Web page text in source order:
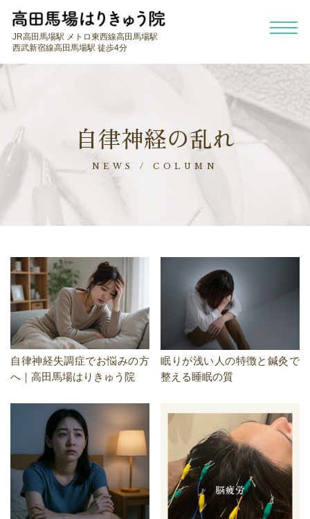
JR高田馬場駅 メトロ東西線高田馬場駅
西武新宿線高田馬場駅 徒歩4分
自律神経の乱れ
NEWS / COLUMN
自律神経失調症でお悩みの方
へ｜高田馬場はりきゅう院
眠りが浅い人の特徴と鍼灸で
整える睡眠の質